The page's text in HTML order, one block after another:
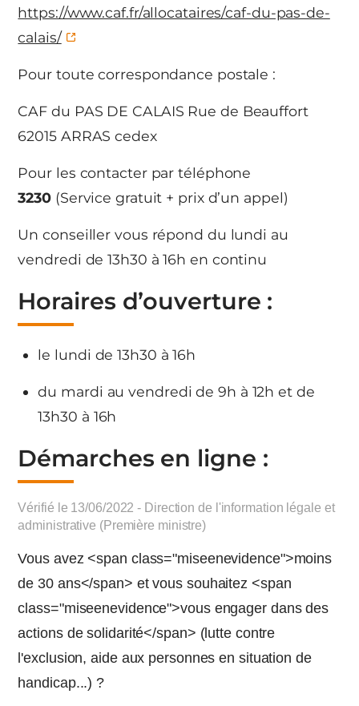
https://www.caf.fr/allocataires/caf-du-pas-de-
calais/
Pour toute correspondance postale :
CAF du PAS DE CALAIS Rue de Beauffort
62015 ARRAS cedex
Pour les contacter par téléphone
3230 (Service gratuit + prix d’un appel)
Un conseiller vous répond du lundi au
vendredi de 13h30 à 16h en continu
Horaires d’ouverture :
le lundi de 13h30 à 16h
du mardi au vendredi de 9h à 12h et de
13h30 à 16h
Démarches en ligne :
Vérifié le 13/06/2022 - Direction de l'information légale et
administrative (Première ministre)
Vous avez <span class="miseenevidence">moins
de 30 ans</span> et vous souhaitez <span
class="miseenevidence">vous engager dans des
actions de solidarité</span> (lutte contre
l'exclusion, aide aux personnes en situation de
handicap...) ?